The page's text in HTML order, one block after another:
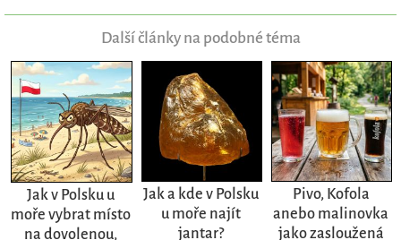
Další články na podobné téma
Jak v Polsku u
moře vybrat místo
na dovolenou,
Jak a kde v Polsku
u moře najít
jantar?
Pivo, Kofola
anebo malinovka
jako zasloužená